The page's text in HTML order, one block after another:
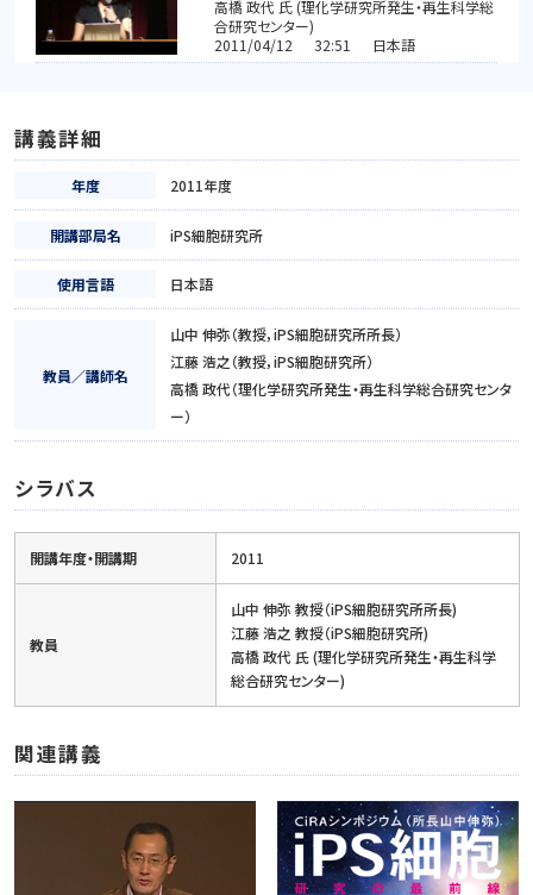
高橋 政代 氏 (理化学研究所発生・再生科学総
合研究センター)
2011/04/12 32:51 日本語
講義詳細
年度 2011年度
開講部局名 iPS細胞研究所
使用言語 日本語
教員／講師名
山中 伸弥（教授，iPS細胞研究所所長）
江藤 浩之（教授，iPS細胞研究所）
高橋 政代（理化学研究所発生・再生科学総合研究センタ
ー）
シラバス
開講年度・開講期 2011
教員
山中 伸弥 教授（iPS細胞研究所所長)
江藤 浩之 教授（iPS細胞研究所)
高橋 政代 氏 (理化学研究所発生・再生科学
総合研究センター)
関連講義